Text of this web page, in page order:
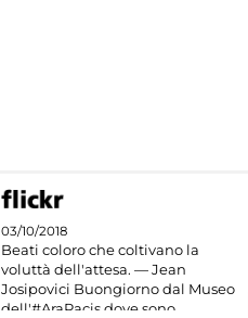
03/10/2018
Beati coloro che coltivano la
voluttà dell'attesa. — Jean
Josipovici Buongiorno dal Museo
dell'#AraPacis dove sono